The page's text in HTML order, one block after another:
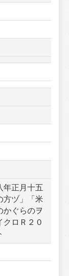
年正月十五
ヅ」「米
かぐらのヲ
ロＲ２０